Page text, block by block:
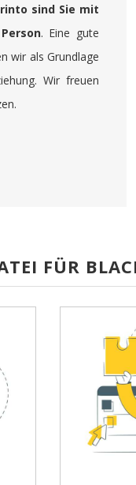
sind Sie mit
. Eine gute
wir als Grundlage
Wir freuen
FÜR